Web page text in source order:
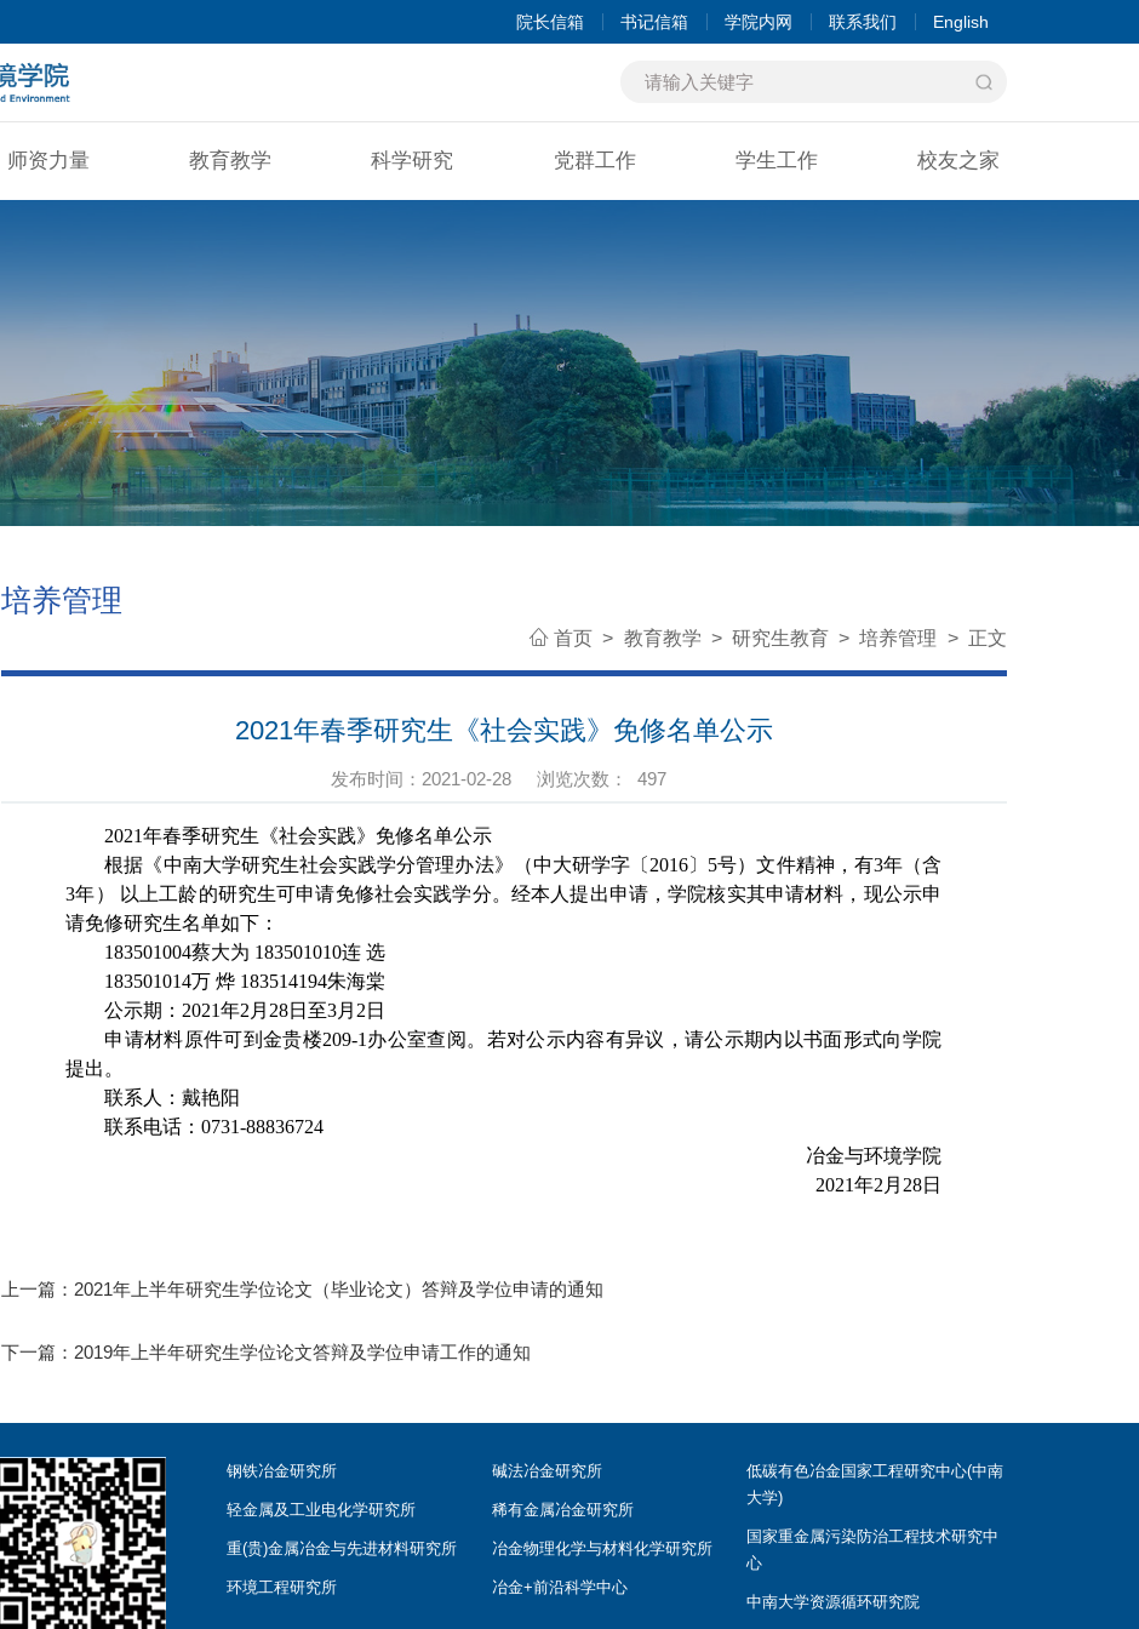
院长信箱 书记信箱 学院内网 联系我们 English
师资力量 教育教学 科学研究 党群工作 学生工作 校友之家
培养管理
首页 > 教育教学 > 研究生教育 > 培养管理 > 正文
2021年春季研究生《社会实践》免修名单公示
发布时间：2021-02-28 浏览次数： 497
2021年春季研究生《社会实践》免修名单公示
根据《中南大学研究生社会实践学分管理办法》（中大研学字〔2016〕5号）文件精神，有3年（含
3年） 以上工龄的研究生可申请免修社会实践学分。经本人提出申请，学院核实其申请材料，现公示申
请免修研究生名单如下：
183501004蔡大为 183501010连 选
183501014万 烨 183514194朱海棠
公示期：2021年2月28日至3月2日
申请材料原件可到金贵楼209-1办公室查阅。若对公示内容有异议，请公示期内以书面形式向学院
提出。
联系人：戴艳阳
联系电话：0731-88836724
冶金与环境学院
2021年2月28日
上一篇： 2021年上半年研究生学位论文（毕业论文）答辩及学位申请的通知
下一篇： 2019年上半年研究生学位论文答辩及学位申请工作的通知
钢铁冶金研究所 碱法冶金研究所
轻金属及工业电化学研究所 稀有金属冶金研究所
重(贵)金属冶金与先进材料研究所 冶金物理化学与材料化学研究所
环境工程研究所 冶金+前沿科学中心
低碳有色冶金国家工程研究中心(中南
大学)
国家重金属污染防治工程技术研究中
心
中南大学资源循环研究院